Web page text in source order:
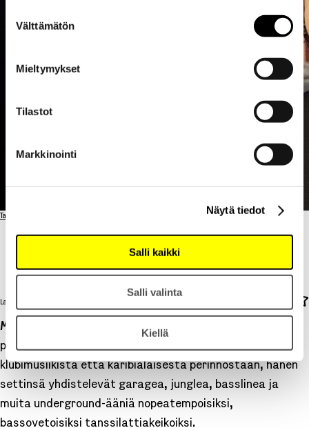
valinta
Välttämätön
Mieltymykset
Tilastot
Markkinointi
Näytä tiedot
Salli kaikki
Salli valinta
Kiellä
Takaisin artisteihin
MOIMAR
MOIMAR
Lanson Champagne Bar & Lounge / LA 15.8. / 18:00
Moimar
on Helsingissä asuva DJ ja NOSLEEPin
perustajajäsen. Ammentaen sekä brittiläisestä
klubimusiikista että karibialaisesta perinnöstään, hänen
settinsä yhdistelevät garagea, junglea, basslinea ja
muita underground-ääniä nopeatempoisiksi,
bassovetoisiksi tanssilattiakeikoiksi.